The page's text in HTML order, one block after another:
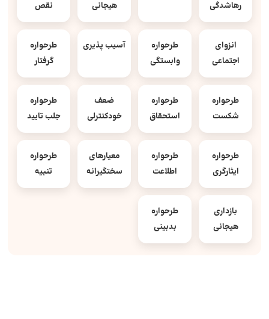
رهاشدگی
هیجانی
نقص
انزوای
اجتماعی
طرحواره
وابستگی
آسیب پذیری
طرحواره
گرفتار
طرحواره
شکست
طرحواره
استحقاق
ضعف
خودکنترلی
طرحواره
جلب تایید
طرحواره
ایثارگری
طرحواره
اطلاعت
معیارهای
سختگیرانه
طرحواره
تنبیه
بازداری
هیجانی
طرحواره
بدبینی